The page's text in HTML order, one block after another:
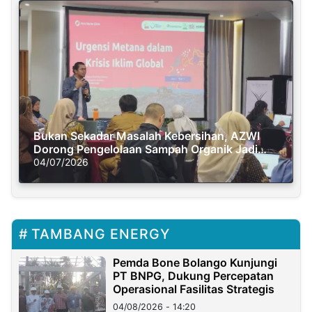
Bukan Sekadar Masalah Kebersihan, AZWI
Dorong Pengelolaan Sampah Organik Jadi
Solusi Krisis Iklim
04/07/2026
TAMBANG ENERGY
Pemda Bone Bolango Kunjungi
PT BNPG, Dukung Percepatan
Operasional Fasilitas Strategis
04/08/2026 - 14:20